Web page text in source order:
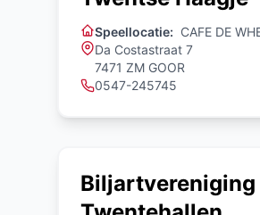
Speellocatie: CAFE DE
Da Costastraat 7
7471 ZM GOOR
0547-245745
Biljartvereniging